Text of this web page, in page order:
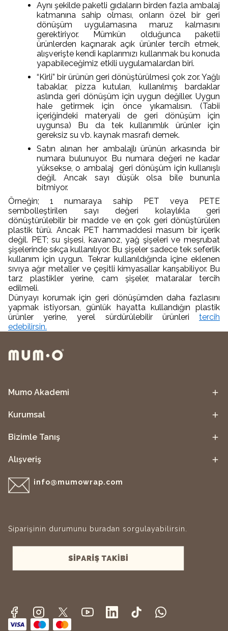
Aynı şekilde paketli gıdaların birden fazla ambalaj
katmanına sahip olması, onların özel bir geri
dönüşüm uygulamasına maruz kalmasını
gerektiriyor. Mümkün olduğunca paketli
ürünlerden kaçınarak açık ürünler tercih etmek,
alışverişte kendi kaplarımızı kullanmak bu konuda
yapabileceğimiz etkili uygulamalardan biri.
“Kirli” bir ürünün geri dönüştürülmesi çok zor. Yağlı
tabaklar, pizza kutuları, kullanılmış bardaklar
aslında geri dönüşüm için uygun değiller. Uygun
hale getirmek için önce yıkamalısın. (Tabii
içeriğindeki materyali de geri dönüşüm için
uygunsa) Bu da tek kullanımlık ürünler için
gereksiz su vb. kaynak masrafı demek.
Satın alınan her ambalajlı ürünün arkasında bir
numara bulunuyor. Bu numara değeri ne kadar
yüksekse, o ambalaj geri dönüşüm için kullanışlı
değil. Ancak sayı düşük olsa bile bununla
bitmiyor.
Örneğin; 1 numaraya sahip PET veya PETE
sembolleştirilen sayı değeri kolaylıkla geri
dönüştürülebilir bir madde ve en çok geri dönüştürülen
plastik türü. Ancak PET hammaddesi masum bir içerik
değil. PET; su şişesi, kavanoz, yağ şişeleri ve meşrubat
şişelerinde sıkça kullanılıyor. Bu şişeler sadece tek seferlik
kullanım için uygun. Tekrar kullanıldığında içine eklenen
sıvıya ağır metaller ve çeşitli kimyasallar karışabiliyor. Bu
tarz plastikler yerine, cam şişeler, mataralar tercih
edilmeli.
Dünyayı korumak için geri dönüşümden daha fazlasını
yapmak istiyorsan, günlük hayatta kullandığın plastik
ürünler yerine, yerel sürdürülebilir ürünleri tercih
edebilirsin.
Mumo Akademi
Kurumsal
Bizimle Tanış
Alışveriş
info@mumowrap.com
Siparişinin durumunu buradan sorgulayabilirsin.